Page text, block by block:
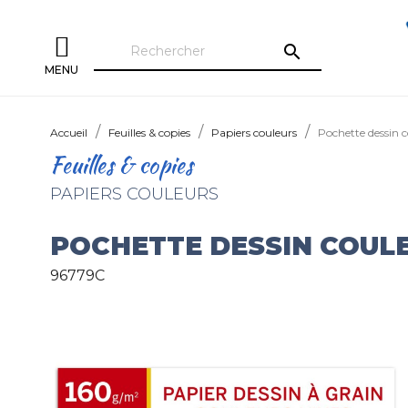
MENU
search
Accueil Feuilles & copies Papiers couleurs Pochette dessin
Feuilles & copies
PAPIERS COULEURS
POCHETTE DESSIN
96779C